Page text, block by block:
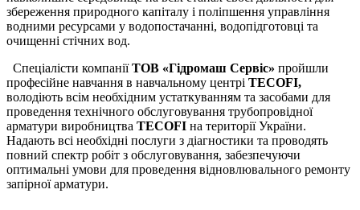
збереження природного капіталу і поліпшення управління
водними ресурсами у водопостачанні, водопідготовці та
очищенні стічних вод.
Спеціалісти компаніїТОВ «Гідромаш Сервіс» пройшли
професійне навчання в навчальному центрі TECOFI,
володіють всім необхідним устаткуванням та засобами для
проведення технічного обслуговування трубопровідної
арматури виробництва TECOFI на території України.
Надають всі необхідні послуги з діагностики та проводять
повний спектр робіт з обслуговування, забезпечуючи
оптимальні умови для проведення відновлювального ремонту
запірної арматури.